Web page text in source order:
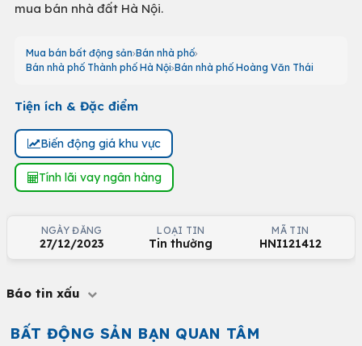
mua bán nhà đất Hà Nội.
Mua bán bất động sản Bán nhà phố
Bán nhà phố Thành phố Hà Nội Bán nhà phố Hoàng Văn Thái
Tiện ích & Đặc điểm
Biến động giá khu vực
Tính lãi vay ngân hàng
NGÀY ĐĂNG
27/12/2023
LOẠI TIN
Tin thường
MÃ TIN
HNI121412
Báo tin xấu
BẤT ĐỘNG SẢN BẠN QUAN TÂM